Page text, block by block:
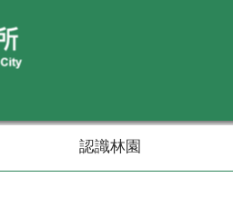
認識林園